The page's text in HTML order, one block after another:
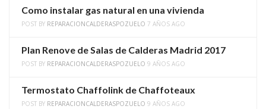
Como instalar gas natural en una vivienda
POST BY REPARACIONCALDERASPOZUELO 7 AÑOS AGO
Plan Renove de Salas de Calderas Madrid 2017
POST BY REPARACIONCALDERASPOZUELO 9 AÑOS AGO
Termostato Chaffolink de Chaffoteaux
POST BY REPARACIONCALDERASPOZUELO 9 AÑOS AGO